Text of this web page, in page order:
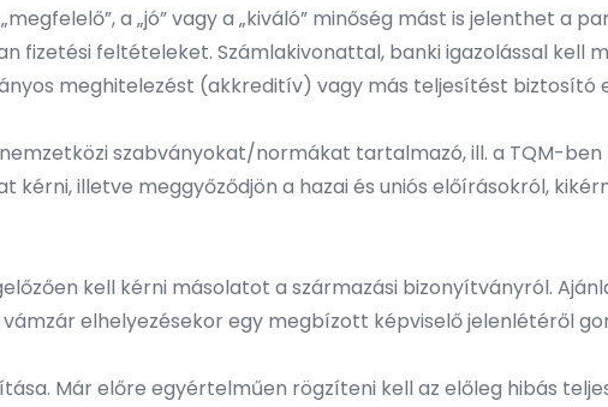
a „jó” vagy a „kiváló” minőség mást is jelenthet a
fizetési feltételeket. Számlakivonattal, banki igazolással kell
meghitelezést (akkreditív) vagy más teljesítést biztosító
szabványokat/normákat tartalmazó, ill. a TQM-
kérni, illetve meggyőződjön a hazai és uniós előírásokról,
kell kérni másolatot a származási bizonyítványról.
elhelyezésekor egy megbízott képviselő jelenlétéről
Már előre egyértelműen rögzíteni kell az előleg hibás